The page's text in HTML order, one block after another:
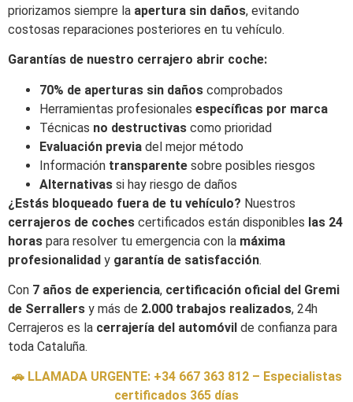
priorizamos siempre la apertura sin daños, evitando
costosas reparaciones posteriores en tu vehículo.
Garantías de nuestro cerrajero abrir coche:
70% de aperturas sin daños comprobados
Herramientas profesionales específicas por marca
Técnicas no destructivas como prioridad
Evaluación previa del mejor método
Información transparente sobre posibles riesgos
Alternativas si hay riesgo de daños
¿Estás bloqueado fuera de tu vehículo? Nuestros
cerrajeros de coches certificados están disponibles las 24
horas para resolver tu emergencia con la máxima
profesionalidad y garantía de satisfacción.
Con 7 años de experiencia, certificación oficial del Gremi
de Serrallers y más de 2.000 trabajos realizados, 24h
Cerrajeros es la cerrajería del automóvil de confianza para
toda Cataluña.
🚗 LLAMADA URGENTE: +34 667 363 812 – Especialistas
certificados 365 días